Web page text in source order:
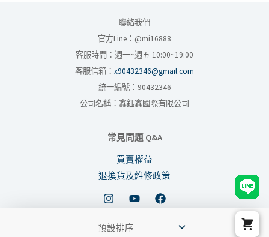
聯絡我們
官方Line：@mi16888
客服時間：週一~週五 10:00~19:00
客服信箱： x90432346@gmail.com
統一編號：90432346
公司名稱：鑫鈺鑫國際有限公司
常見問題 Q&A
買賣權益
退換貨及維修政策